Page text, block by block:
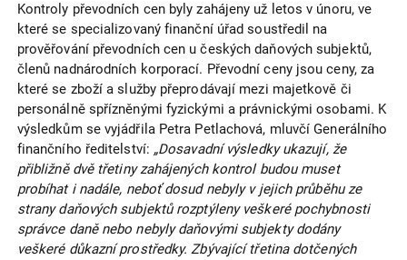
Kontroly převodních cen byly zahájeny už letos v únoru, ve
které se specializovaný finanční úřad soustředil na
prověřování převodních cen u českých daňových subjektů,
členů nadnárodních korporací. Převodní ceny jsou ceny, za
které se zboží a služby přeprodávají mezi majetkově či
personálně spřízněnými fyzickými a právnickými osobami. K
výsledkům se vyjádřila Petra Petlachová, mluvčí Generálního
finančního ředitelství: „Dosavadní výsledky ukazují, že
přibližně dvě třetiny zahájených kontrol budou muset
probíhat i nadále, neboť dosud nebyly v jejich průběhu ze
strany daňových subjektů rozptýleny veškeré pochybnosti
správce daně nebo nebyly daňovými subjekty dodány
veškeré důkazní prostředky. Zbývající třetina dotčených